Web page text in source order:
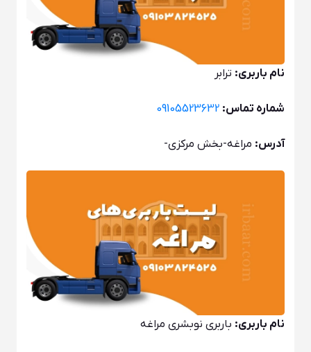
نام باربری: ترابر
شماره تماس: 09105523632
آدرس: مراغه-بخش مرکزی-
نام باربری: باربری نوبشری مراغه